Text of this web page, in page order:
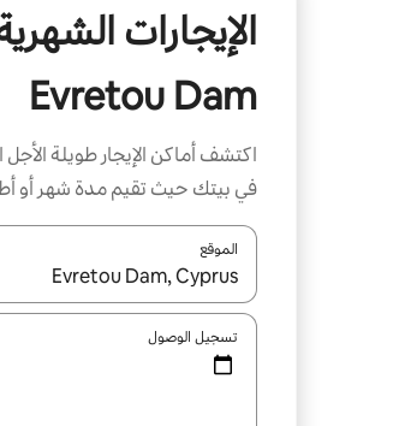
الإيجارات
Evretou Dam
اكتشف أماكن الإيجار طويلة
في بيتك حيث تقيم مدة شهر أو
الموقع
عند توفر النتائج، انتقل
تسجيل الوصول